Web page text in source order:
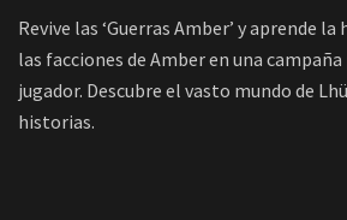
Revive las ‘Guerras Amber’ y aprende
las facciones de Amber en una campaña
jugador. Descubre el vasto mundo de
historias.